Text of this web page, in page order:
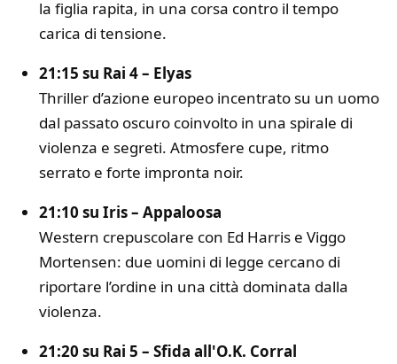
la figlia rapita, in una corsa contro il tempo
carica di tensione.
21:15 su Rai 4 – Elyas
Thriller d’azione europeo incentrato su un uomo
dal passato oscuro coinvolto in una spirale di
violenza e segreti. Atmosfere cupe, ritmo
serrato e forte impronta noir.
21:10 su Iris – Appaloosa
Western crepuscolare con Ed Harris e Viggo
Mortensen: due uomini di legge cercano di
riportare l’ordine in una città dominata dalla
violenza.
21:20 su Rai 5 – Sfida all'O.K. Corral